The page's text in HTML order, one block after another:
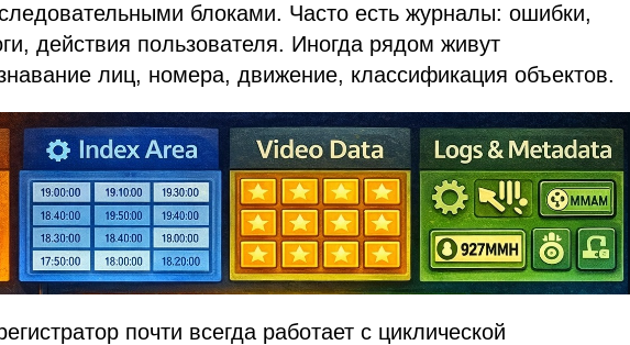
блоками. Часто есть журналы: ошибки,
действия пользователя. Иногда рядом живут
лиц, номера, движение, классификация объектов.
почти всегда работает с циклической